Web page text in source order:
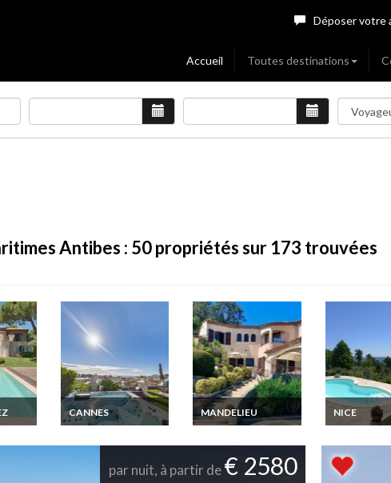
Déposer votre
Accueil Toutes destinations
Antibes : 50propriétés sur 173 trouvées
luxe
CANNES
Location
MANDELIEU
Location villa
NICE
Location
Alpes 25 km
proche Parc du
Mercantour
par nuit, à partir de€ 2580